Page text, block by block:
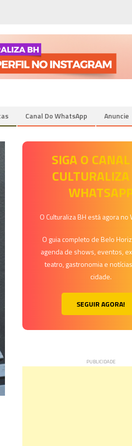
Canal Do WhatsApp Anuncie
SIGA O
O Culturaliza BH está agora no
O guia completo de Belo
agenda de shows, eventos,
teatro, gastronomia e
cidade.
SEGUIR AGORA!